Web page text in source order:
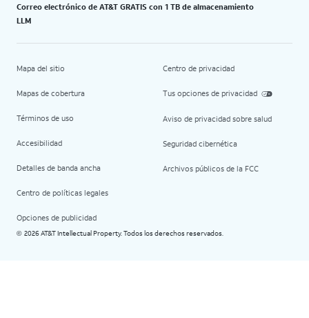
Correo electrónico de AT&T GRATIS con 1 TB de almacenamiento
LLM
Mapa del sitio
Mapas de cobertura
Términos de uso
Accesibilidad
Detalles de banda ancha
Centro de políticas legales
Opciones de publicidad
Centro de privacidad
Tus opciones de privacidad
Aviso de privacidad sobre salud
Seguridad cibernética
Archivos públicos de la FCC
© 2026 AT&T Intellectual Property. Todos los derechos reservados.